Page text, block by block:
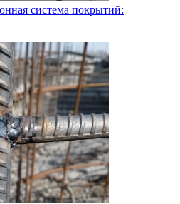
система покрытий: